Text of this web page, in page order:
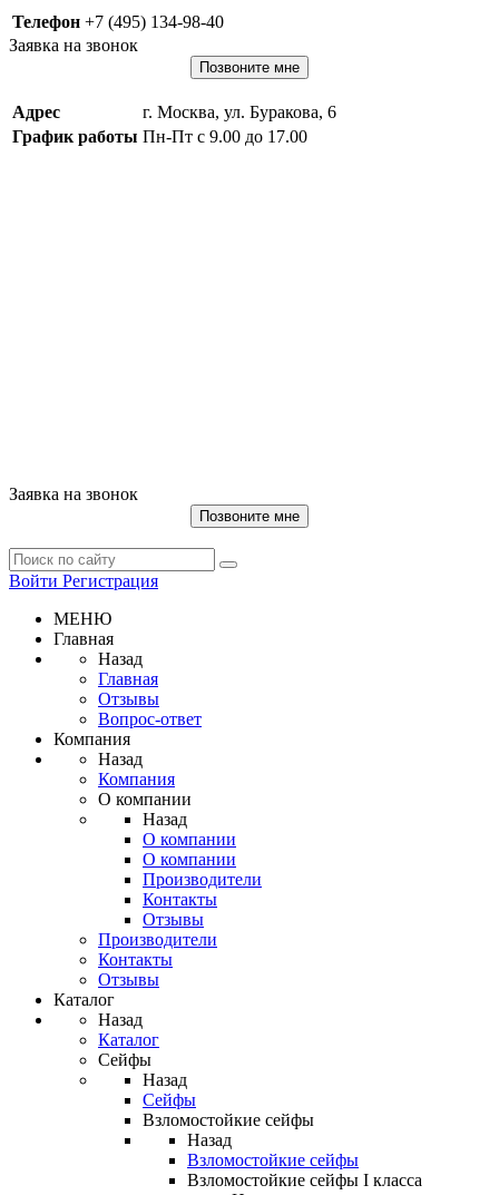
Телефон +7 (495) 134-98-40
Заявка на звонок
Позвоните мне
Адрес
г. Москва, ул. Буракова, 6
График работы Пн-Пт с 9.00 до 17.00
Заявка на звонок
Позвоните мне
Войти Регистрация
МЕНЮ
Главная
Назад
Главная
Отзывы
Вопрос-ответ
Компания
Назад
Компания
О компании
Назад
О компании
О компании
Производители
Контакты
Отзывы
Производители
Контакты
Отзывы
Каталог
Назад
Каталог
Сейфы
Назад
Сейфы
Взломостойкие сейфы
Назад
Взломостойкие сейфы
Взломостойкие сейфы I класса